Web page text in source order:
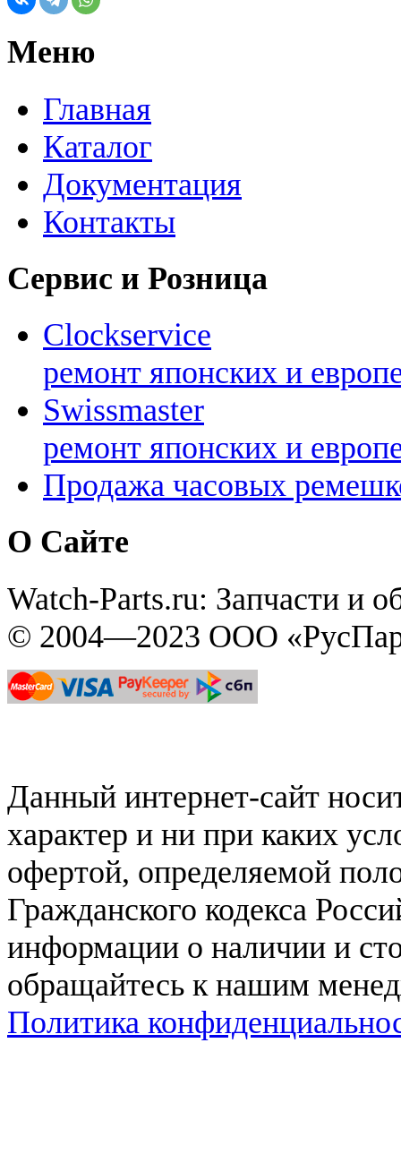
Меню
Главная
Каталог
Документация
Контакты
Сервис и Розница
Clockservice
ремонт японских и
Swissmaster
ремонт японских и
Продажа часовых
О Сайте
Watch-Parts.ru: Запчасти и
© 2004—2023 ООО
Данный интернет-сайт
характер и ни при каких
офертой, определяемой
Гражданского кодекса
информации о наличии и
обращайтесь к нашим
Политика